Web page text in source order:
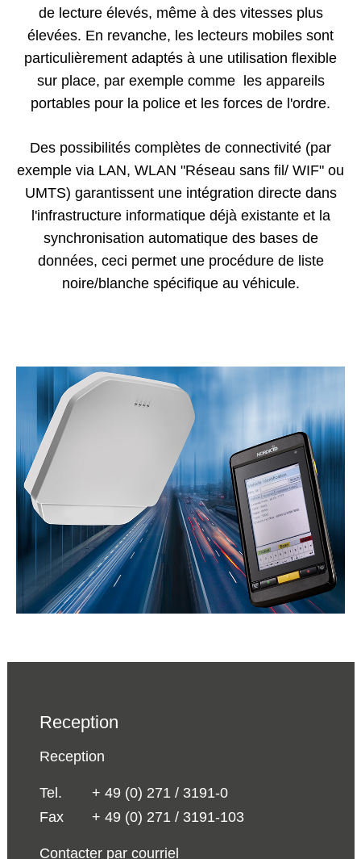
de lecture élevés, même à des vitesses plus
élevées. En revanche, les lecteurs mobiles sont
particulièrement adaptés à une utilisation flexible
sur place, par exemple comme les appareils
portables pour la police et les forces de l'ordre.
Des possibilités complètes de connectivité (par
exemple via LAN, WLAN "Réseau sans fil/ WIF" ou
UMTS) garantissent une intégration directe dans
l'infrastructure informatique déjà existante et la
synchronisation automatique des bases de
données, ceci permet une procédure de liste
noire/blanche spécifique au véhicule.
Reception
Reception
Tel.
+ 49 (0) 271 / 3191-0
Fax
+ 49 (0) 271 / 3191-103
Contacter par courriel